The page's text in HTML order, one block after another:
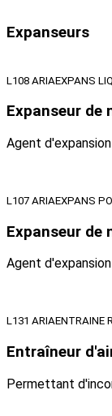
Expanseurs
L108 ARIAEXPANS
Expanseur de
Agent
L107 ARIAEXPANS
Expanseur de
Agent
L131 ARIAENTRAINE
Entraîneur
Permettant